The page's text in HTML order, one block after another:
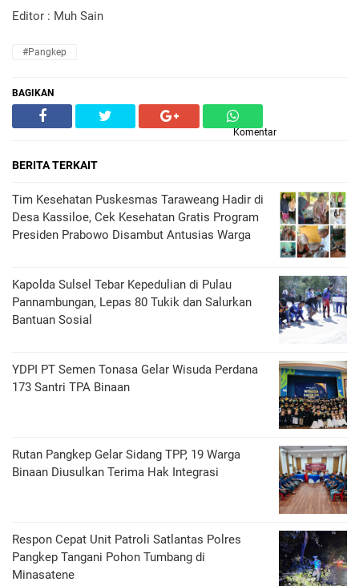
Editor : Muh Sain
#Pangkep
BAGIKAN
Komentar
BERITA TERKAIT
Tim Kesehatan Puskesmas Taraweang Hadir di
Desa Kassiloe, Cek Kesehatan Gratis Program
Presiden Prabowo Disambut Antusias Warga
Kapolda Sulsel Tebar Kepedulian di Pulau
Pannambungan, Lepas 80 Tukik dan Salurkan
Bantuan Sosial
YDPI PT Semen Tonasa Gelar Wisuda Perdana
173 Santri TPA Binaan
Rutan Pangkep Gelar Sidang TPP, 19 Warga
Binaan Diusulkan Terima Hak Integrasi
Respon Cepat Unit Patroli Satlantas Polres
Pangkep Tangani Pohon Tumbang di
Minasatene